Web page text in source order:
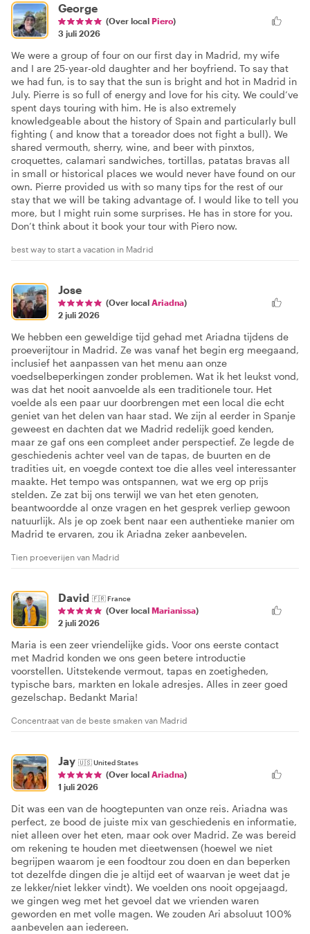
George
(Over local Piero)
3 juli 2026
We were a group of four on our first day in Madrid, my wife
and I are 25-year-old daughter and her boyfriend. To say that
we had fun, is to say that the sun is bright and hot in Madrid in
July. Pierre is so full of energy and love for his city. We could’ve
spent days touring with him. He is also extremely
knowledgeable about the history of Spain and particularly bull
fighting ( and know that a toreador does not fight a bull). We
shared vermouth, sherry, wine, and beer with pinxtos,
croquettes, calamari sandwiches, tortillas, patatas bravas all
in small or historical places we would never have found on our
own. Pierre provided us with so many tips for the rest of our
stay that we will be taking advantage of. I would like to tell you
more, but I might ruin some surprises. He has in store for you.
Don’t think about it book your tour with Piero now.
best way to start a vacation in Madrid
Jose
(Over local Ariadna)
2 juli 2026
We hebben een geweldige tijd gehad met Ariadna tijdens de
proeverijtour in Madrid. Ze was vanaf het begin erg meegaand,
inclusief het aanpassen van het menu aan onze
voedselbeperkingen zonder problemen. Wat ik het leukst vond,
was dat het nooit aanvoelde als een traditionele tour. Het
voelde als een paar uur doorbrengen met een local die echt
geniet van het delen van haar stad. We zijn al eerder in Spanje
geweest en dachten dat we Madrid redelijk goed kenden,
maar ze gaf ons een compleet ander perspectief. Ze legde de
geschiedenis achter veel van de tapas, de buurten en de
tradities uit, en voegde context toe die alles veel interessanter
maakte. Het tempo was ontspannen, wat we erg op prijs
stelden. Ze zat bij ons terwijl we van het eten genoten,
beantwoordde al onze vragen en het gesprek verliep gewoon
natuurlijk. Als je op zoek bent naar een authentieke manier om
Madrid te ervaren, zou ik Ariadna zeker aanbevelen.
Tien proeverijen van Madrid
David 🇫🇷France
(Over local Marianissa)
2 juli 2026
Maria is een zeer vriendelijke gids. Voor ons eerste contact
met Madrid konden we ons geen betere introductie
voorstellen. Uitstekende vermout, tapas en zoetigheden,
typische bars, markten en lokale adresjes. Alles in zeer goed
gezelschap. Bedankt Maria!
Concentraat van de beste smaken van Madrid
Jay 🇺🇸United States
(Over local Ariadna)
1 juli 2026
Dit was een van de hoogtepunten van onze reis. Ariadna was
perfect, ze bood de juiste mix van geschiedenis en informatie,
niet alleen over het eten, maar ook over Madrid. Ze was bereid
om rekening te houden met dieetwensen (hoewel we niet
begrijpen waarom je een foodtour zou doen en dan beperken
tot dezelfde dingen die je altijd eet of waarvan je weet dat je
ze lekker/niet lekker vindt). We voelden ons nooit opgejaagd,
we gingen weg met het gevoel dat we vrienden waren
geworden en met volle magen. We zouden Ari absoluut 100%
aanbevelen aan iedereen.